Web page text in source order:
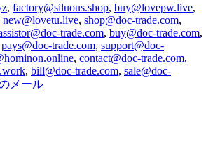
, factory@siluous.shop, buy@lovepw.live,
new@lovetu.live, shop@doc-trade.com,
trade.com, buy@doc-trade.com,
pays@doc-trade.com, support@doc-
, contact@doc-trade.com,
, bill@doc-trade.com, sale@doc-
メール